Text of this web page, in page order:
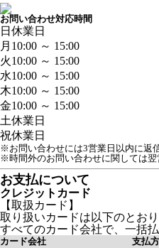
お問い合わせ対応時間
日 休業日
月 10:00 ～ 15:00
火10:00 ～ 15:00
水10:00 ～ 15:00
木10:00 ～ 15:00
金10:00 ～ 15:00
土休業日
祝休業日
※お問い合わせには3営業日以内に返
※時間外のお問い合わせに関しては翌
お支払について
クレジットカード
【取扱カード】
取り扱いカードは以下のとおり
すべてのカード会社で、一括
カード会社
支払